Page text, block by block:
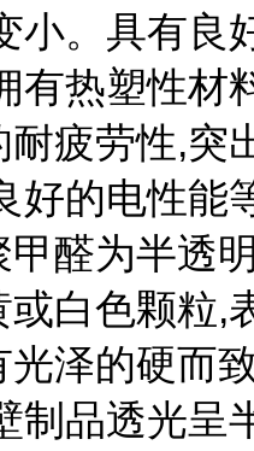
小。具有良
有热塑性材
耐疲劳性,突
好的电性能
甲醛为半透
或白色颗粒,
光泽的硬而
制品透光呈